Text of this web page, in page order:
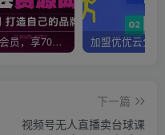
加入VIP会员，享70%的推广提成，免费学习多种网上创业课程，菜鸟秒变大神！
下一篇
视频号无人直播卖台球课